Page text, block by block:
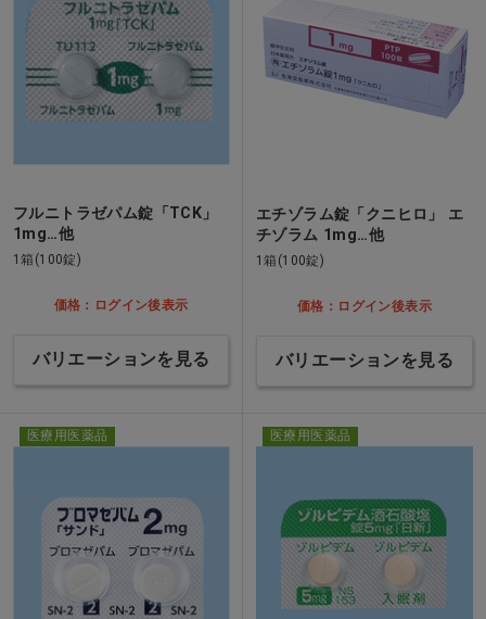
フルニトラゼパム錠「TCK」
1mg…他
1箱(100錠)
価格：ログイン後表示
バリエーションを見る
エチゾラム錠「クニヒロ」 エ
チゾラム 1mg…他
1箱(100錠)
価格：ログイン後表示
バリエーションを見る
医療用医薬品 医療用医薬品